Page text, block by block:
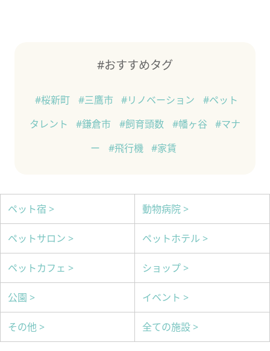
#おすすめタグ
#桜新町 #三鷹市 #リノベーション
#ペット
タレント
#鎌倉市 #飼育頭数 #幡ヶ谷
#マナ
ー
#飛行機 #家賃
ペット宿 > 動物病院 >
ペットサロン > ペットホテル >
ペットカフェ > ショップ >
公園 > イベント >
その他 > 全ての施設 >